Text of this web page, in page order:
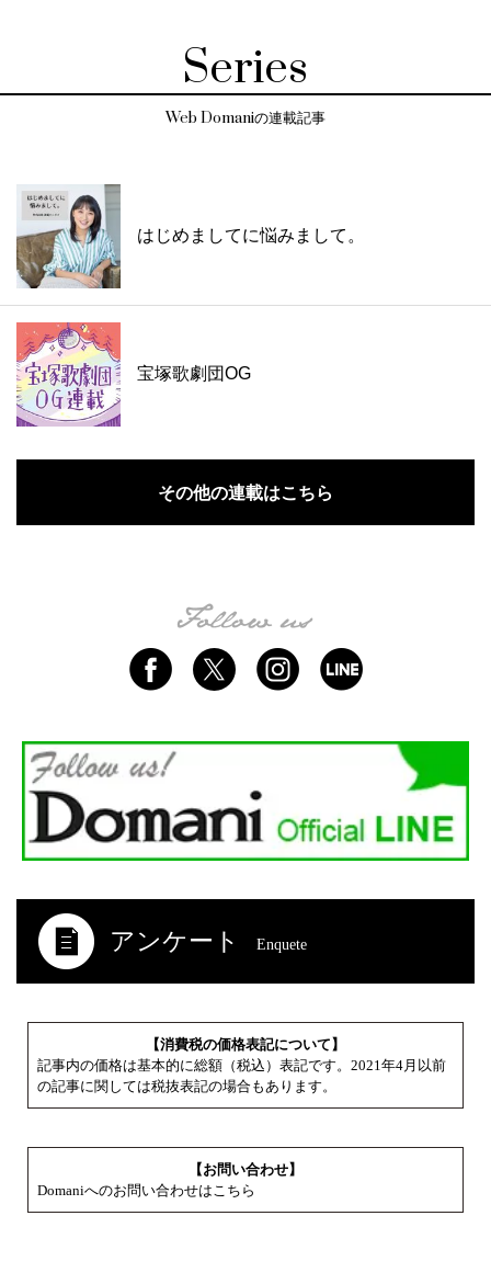
Series
Web Domaniの連載記事
はじめましてに悩みまして。
宝塚歌劇団OG
その他の連載はこちら
アンケート Enquete
【消費税の価格表記について】
記事内の価格は基本的に総額（税込）表記です。2021年4月以前
の記事に関しては税抜表記の場合もあります。
【お問い合わせ】
Domaniへのお問い合わせはこちら